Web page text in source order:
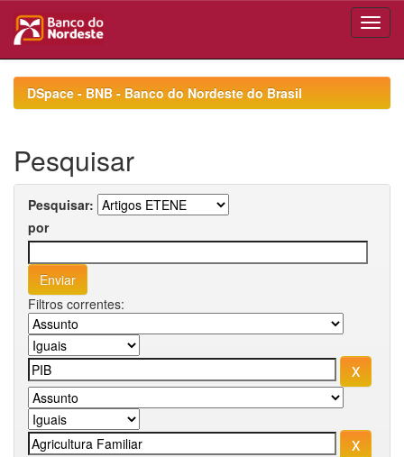
navigationDSpace - BNB - Banco do Nordeste do Brasil
Pesquisar
Pesquisar:
por
Filtros correntes: